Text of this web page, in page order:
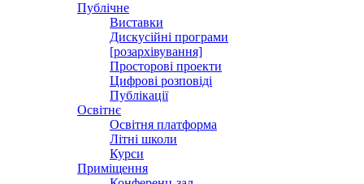
Публічне
Виставки
Дискусійні програми
[розархівування]
Просторові проекти
Цифрові розповіді
Публікації
Освітнє
Освітня платформа
Літні школи
Курси
Приміщення